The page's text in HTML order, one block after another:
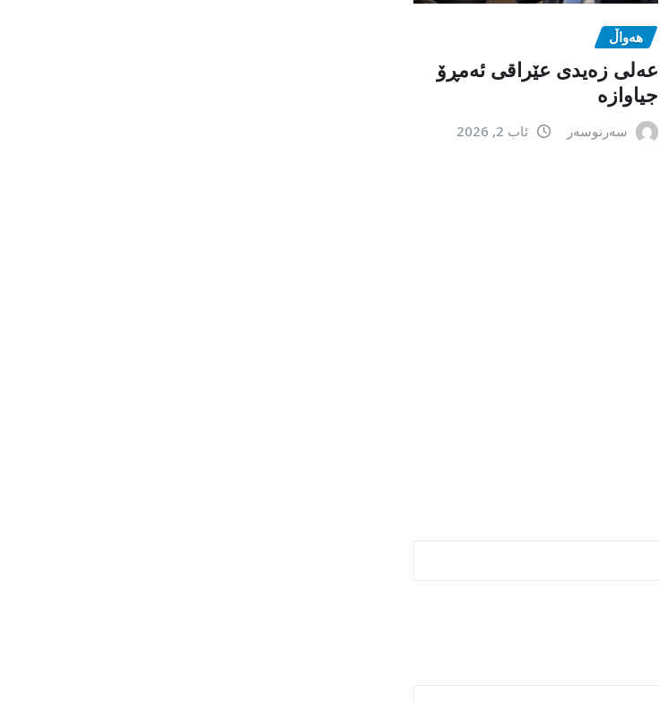
هەواڵ
عەلی زەیدی عێراقی ئەمڕۆ
جیاوازە
سەرنوسەر ئاب 2, 2026